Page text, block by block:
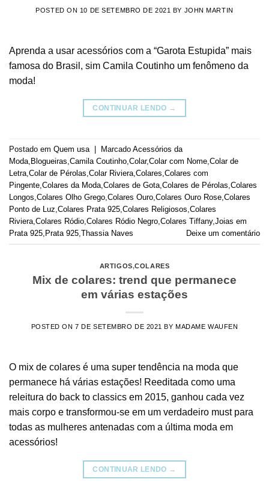
POSTED ON 10 DE SETEMBRO DE 2021 BY JOHN MARTIN
Aprenda a usar acessórios com a “Garota Estupida” mais
famosa do Brasil, sim Camila Coutinho um fenômeno da
moda!
CONTINUAR LENDO →
Postado em Quem usa | Marcado Acessórios da
Moda Blogueiras Camila Coutinho Colar,Colar com Nome Colar de
Letra Colar de Pérolas Colar Riviera Colares Colares com
Pingente Colares da Moda Colares de Gota Colares de Pérolas Colares
Longos Colares Olho Grego Colares Ouro Colares Ouro Rose Colares
Ponto de Luz Colares Prata 925 Colares Religiosos Colares
Riviera Colares Ródio Colares Ródio Negro Colares Tiffany, Joias em
Prata 925 Prata 925 Thassia Naves Deixe um comentário
ARTIGOS,COLARES
Mix de colares: trend que permanece
em várias estações
POSTED ON7 DE SETEMBRO DE 2021 BYMADAME WAUFEN
O mix de colares é uma super tendência na moda que
permanece há várias estações! Reeditada como uma
releitura do back to classics em 2015, ganhou cada vez
mais corpo e transformou-se em um verdadeiro must para
todas as mulheres antenadas com a última moda em
acessórios!
CONTINUAR LENDO →